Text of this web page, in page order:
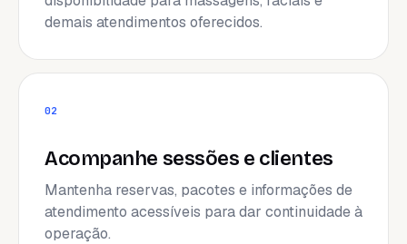
demais atendimentos oferecidos.
02
Acompanhe sessões e clientes
Mantenha reservas, pacotes e informações de
atendimento acessíveis para dar continuidade à
operação.